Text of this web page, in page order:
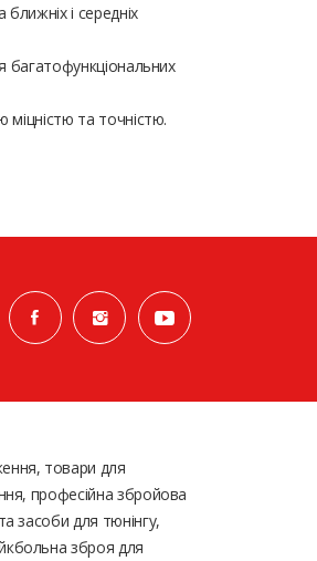
і середніх
багатофункціональних
та точністю.
товари для
професійна збройова
засоби для тюнінгу,
зброя для